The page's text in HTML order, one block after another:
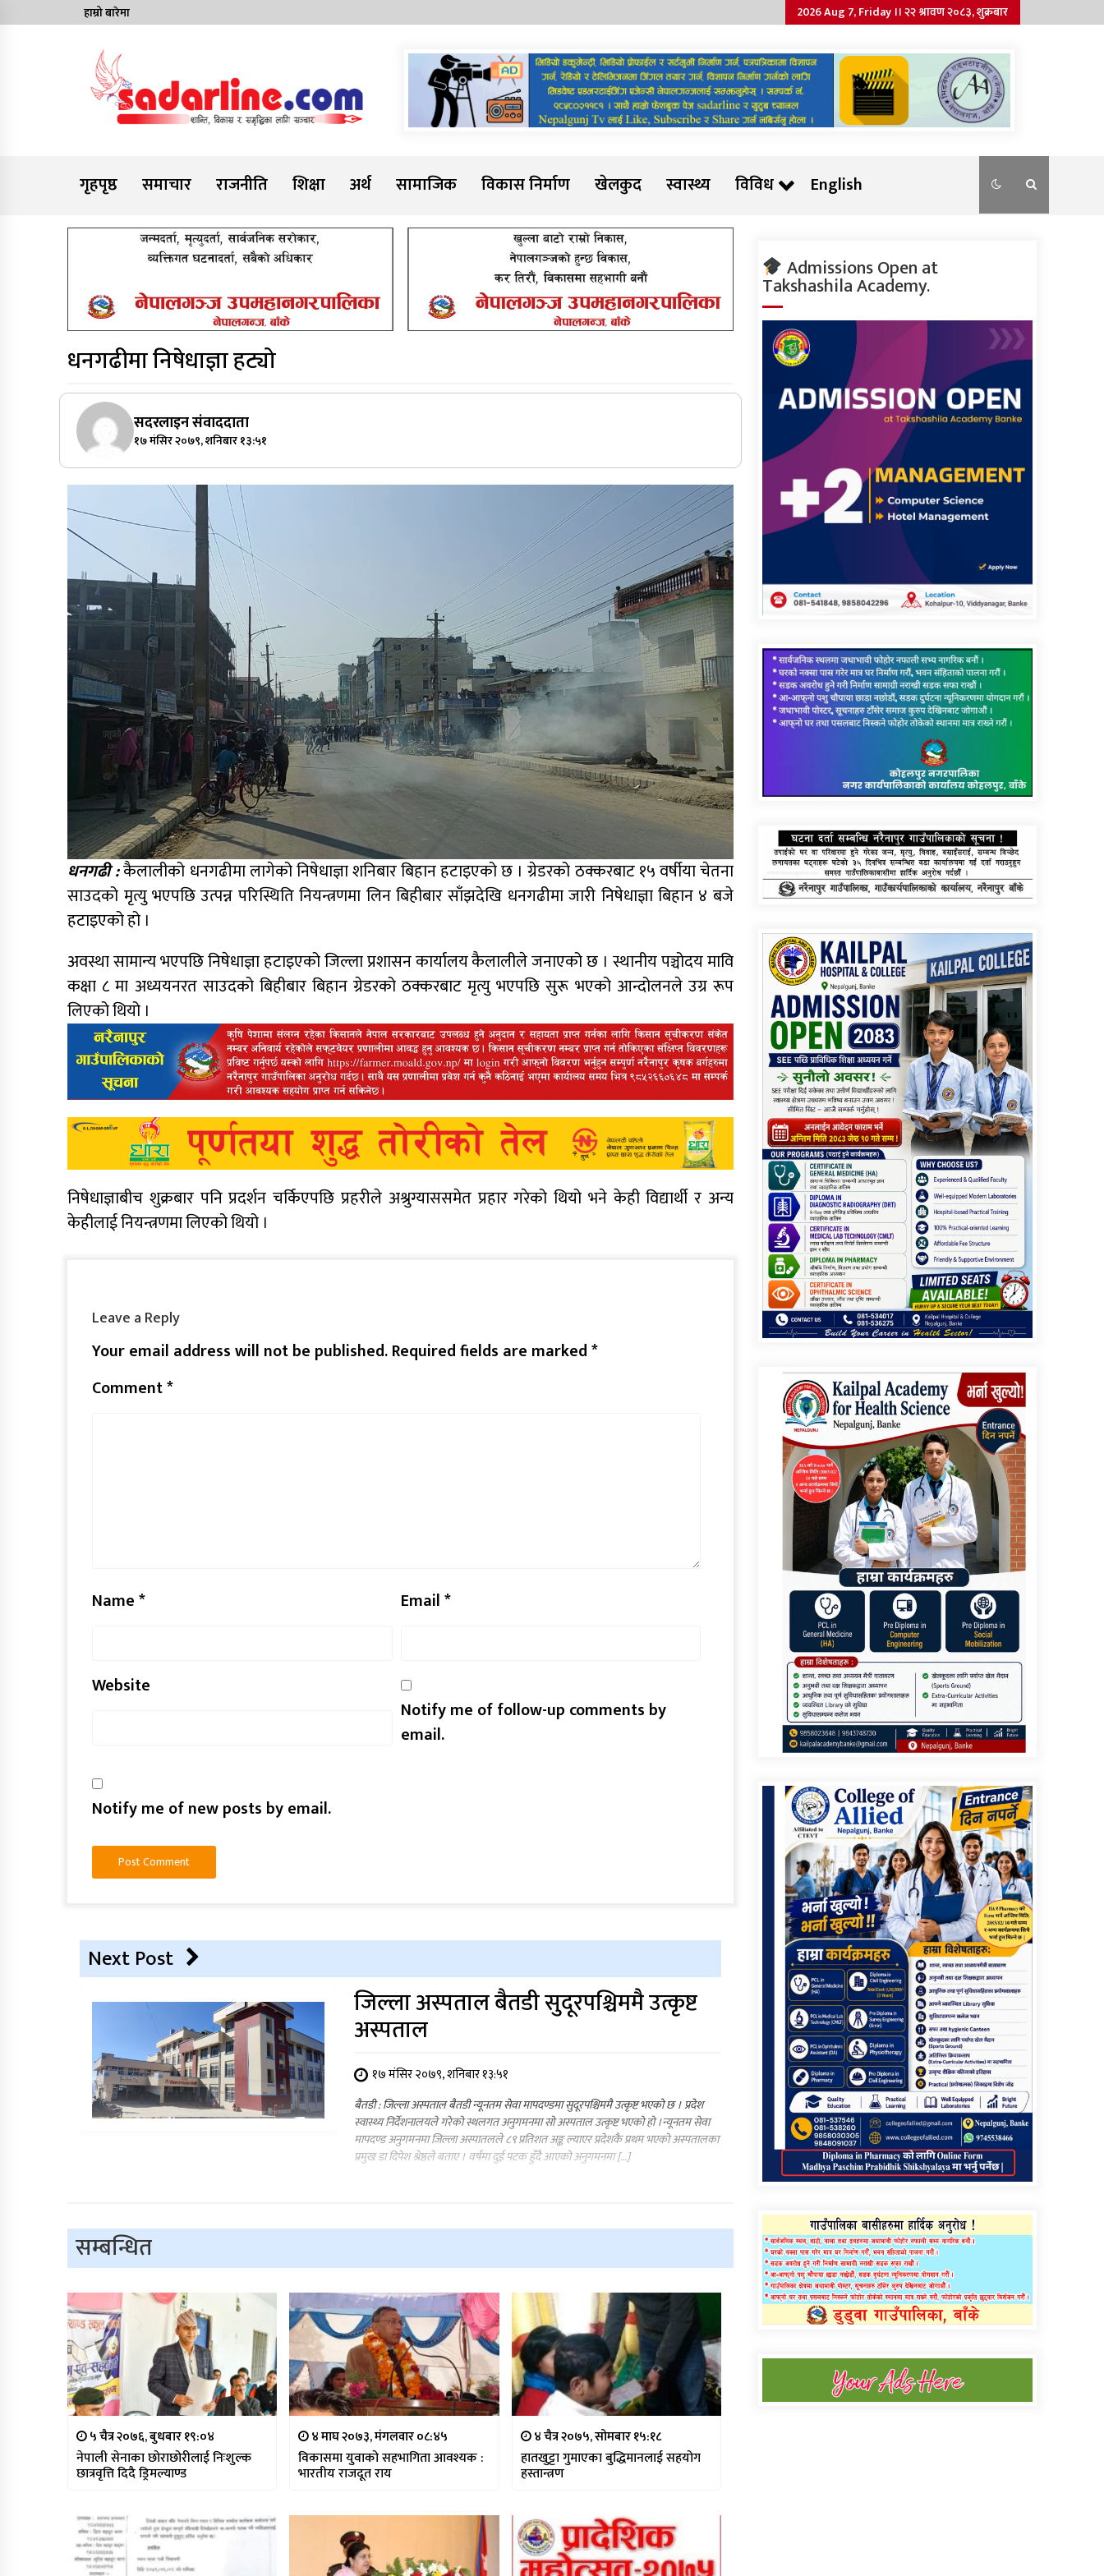
to
हाम्रो बारेमा 2026 Aug 7, Friday ।। २२ श्रावण २०८३, शुक्रबार
Sadarline
गृहपृष्ठ
समाचार राजनीति शिक्षा अर्थ सामाजिक विकास निर्माण खेलकुद स्वास्थ्य विविध English
धनगढीमा निषेधाज्ञा हट्यो
सदरलाइन संवाददाता
१७ मंसिर २०७९, शनिबार १३:५१
धनगढी :कैलालीको धनगढीमा लागेको निषेधाज्ञा शनिबार बिहान हटाइएको छ । ग्रेडरको ठक्करबाट १५ वर्षीया चेतना
साउदको मृत्यु भएपछि उत्पन्न परिस्थिति नियन्त्रणमा लिन बिहीबार साँझदेखि धनगढीमा जारी निषेधाज्ञा बिहान ४ बजे
हटाइएको हो ।
अवस्था सामान्य भएपछि निषेधाज्ञा हटाइएको जिल्ला प्रशासन कार्यालय कैलालीले जनाएको छ । स्थानीय पञ्चोदय मावि
कक्षा ८ मा अध्ययनरत साउदको बिहीबार बिहान ग्रेडरको ठक्करबाट मृत्यु भएपछि सुरू भएको आन्दोलनले उग्र रूप
लिएको थियो ।
निषेधाज्ञाबीच शुक्रबार पनि प्रदर्शन चर्किएपछि प्रहरीले अश्रुग्याससमेत प्रहार गरेको थियो भने केही विद्यार्थी र अन्य
केहीलाई नियन्त्रणमा लिएको थियो ।
Leave a Reply
Your email address will not be published.Required fields are marked*
Comment*
Name* Email*
Website
Notify me of follow-up comments by
email.
Notify me of new posts by email.
Next Post
जिल्ला अस्पताल बैतडी सुदूरपश्चिममै उत्कृष्ट
अस्पताल
१७ मंसिर २०७९, शनिबार १३:५१
बैतडी : जिल्ला अस्पताल बैतडी न्यूनतम सेवा मापदण्डमा सुदूरपश्चिममै उत्कृष्ट भएको छ । प्रदेश
स्वास्थ्य निर्देशनालयले गरेको स्थलगत अनुगमनमा सो अस्पताल उत्कृष्ट भएको हो ।न्यूनतम सेवा
मापदण्ड अनुगमनमा जिल्ला अस्पातलले ८९ प्रतिशत अङ्क ल्याएर प्रदेशकै प्रथम भएको अस्पतालका
प्रमुख डा दिपेश श्रेष्ठले बताए । वर्षमा दुई पटक हुँदै आएको अनुगमनमा […]
सम्बन्धित
५ चैत्र २०७६, बुधबार १९:०४
नेपाली सेनाका छोराछोरीलाई निःशुल्क
छात्रवृत्ति दिदै ड्रिमल्याण्ड
४ माघ २०७३, मंगलवार ०८:४५
विकासमा युवाको सहभागिता आवश्यक :
भारतीय राजदूत राय
४ चैत्र २०७५, सोमबार १५:१८
हातखुट्टा गुमाएका बुद्धिमानलाई सहयोग
हस्तान्त्रण
Admissions Open at
Takshashila Academy.